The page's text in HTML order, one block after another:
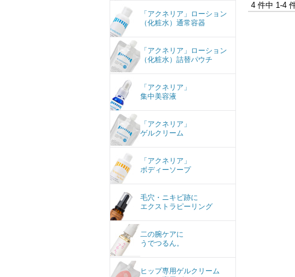
「アクネリア」ローション
（化粧水）通常容器
「アクネリア」ローション
（化粧水）詰替パウチ
「アクネリア」
集中美容液
「アクネリア」
ゲルクリーム
「アクネリア」
ボディーソープ
毛穴・ニキビ跡に
エクストラピーリング
二の腕ケアに
うでつるん。
ヒップ専用ゲルクリーム
4 件中 1-4